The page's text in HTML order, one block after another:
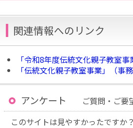
関連情報へのリンク
「令和8年度伝統文化親子教室
「伝統文化親子教室事業」（事
アンケート ご質問・ご要
このサイトは見やすかったですか？